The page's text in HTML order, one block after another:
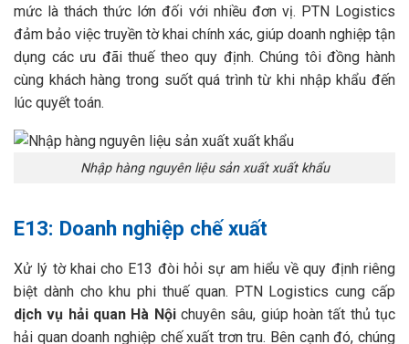
mức là thách thức lớn đối với nhiều đơn vị. PTN Logistics
đảm bảo việc truyền tờ khai chính xác, giúp doanh nghiệp tận
dụng các ưu đãi thuế theo quy định. Chúng tôi đồng hành
cùng khách hàng trong suốt quá trình từ khi nhập khẩu đến
lúc quyết toán.
Nhập hàng nguyên liệu sản xuất xuất khẩu
E13: Doanh nghiệp chế xuất
Xử lý tờ khai cho E13 đòi hỏi sự am hiểu về quy định riêng
biệt dành cho khu phi thuế quan. PTN Logistics cung cấp
dịch vụ hải quan Hà Nộichuyên sâu, giúp hoàn tất thủ tục
hải quan doanh nghiệp chế xuất trơn tru. Bên cạnh đó, chúng